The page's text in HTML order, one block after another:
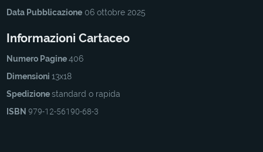
Data Pubblicazione 06 ottobre 2025
Informazioni Cartaceo
Numero Pagine406
Dimensioni13x18
Spedizionestandard o rapida
ISBN979-12-56190-68-3